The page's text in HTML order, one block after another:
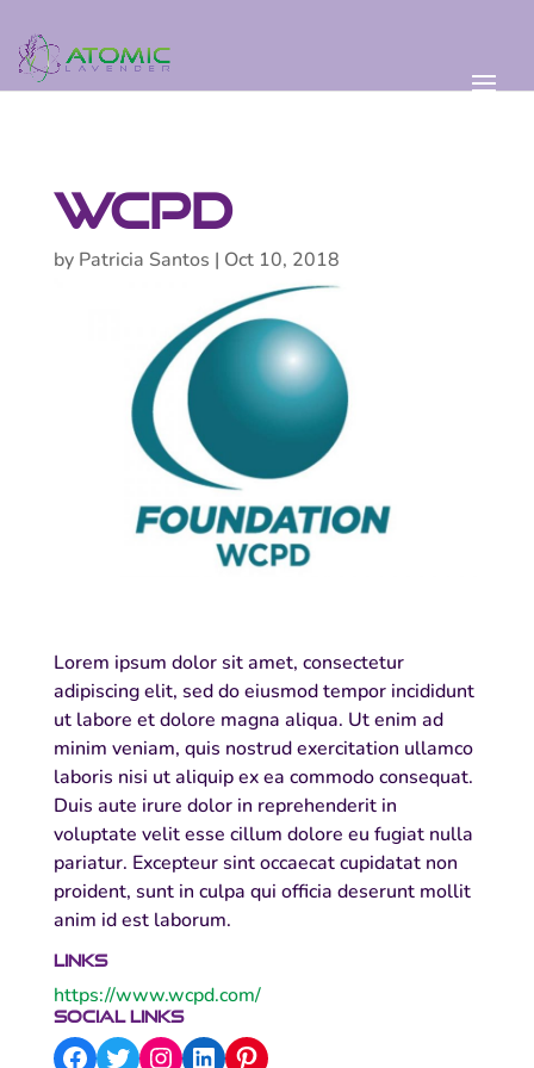
WCPD
by Patricia Santos | Oct 10, 2018
Lorem ipsum dolor sit amet, consectetur
adipiscing elit, sed do eiusmod tempor incididunt
ut labore et dolore magna aliqua. Ut enim ad
minim veniam, quis nostrud exercitation ullamco
laboris nisi ut aliquip ex ea commodo consequat.
Duis aute irure dolor in reprehenderit in
voluptate velit esse cillum dolore eu fugiat nulla
pariatur. Excepteur sint occaecat cupidatat non
proident, sunt in culpa qui officia deserunt mollit
anim id est laborum.
Links
https://www.wcpd.com/
Social links
Facebook Twitter Instagram LinkedIn Pinterest